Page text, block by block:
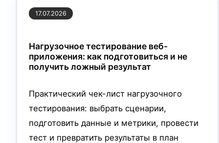
17.07.2026
Нагрузочное тестирование веб-
приложения: как подготовиться и не
получить ложный результат
Практический чек-лист нагрузочного
тестирования: выбрать сценарии,
подготовить данные и метрики, провести
тест и превратить результаты в план